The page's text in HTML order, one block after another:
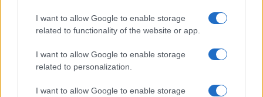
I want to allow Google to enable storage
related to functionality of the website or app.
I want to allow Google to enable storage
related to personalization.
I want to allow Google to enable storage